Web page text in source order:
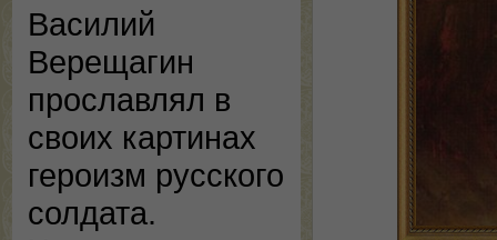
Василий
Верещагин
прославлял в
своих картинах
героизм русского
солдата.